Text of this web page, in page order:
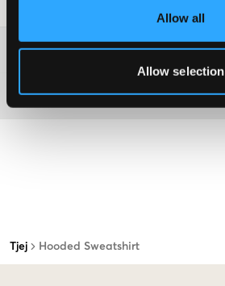
Allow all
Allow selection
Tjej Hooded Sweatshirt
Mer information om tvättråd
Material